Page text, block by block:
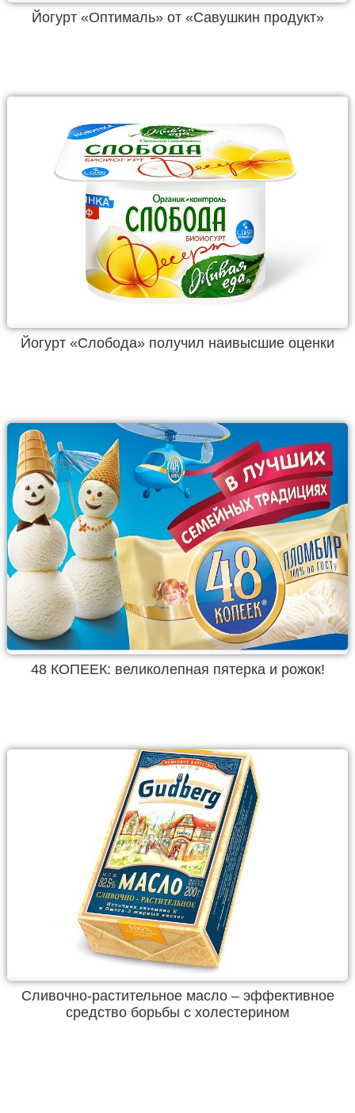
Йогурт «Оптималь» от «Савушкин продукт»
Йогурт «Слобода» получил наивысшие оценки
48 КОПЕЕК: великолепная пятерка и рожок!
Сливочно-растительное масло – эффективное
средство борьбы с холестерином